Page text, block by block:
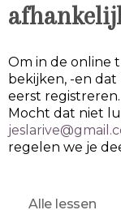
Om in de online
bekijken, -en dat
eerst
Mocht dat niet
regelen we je
Alle lessen